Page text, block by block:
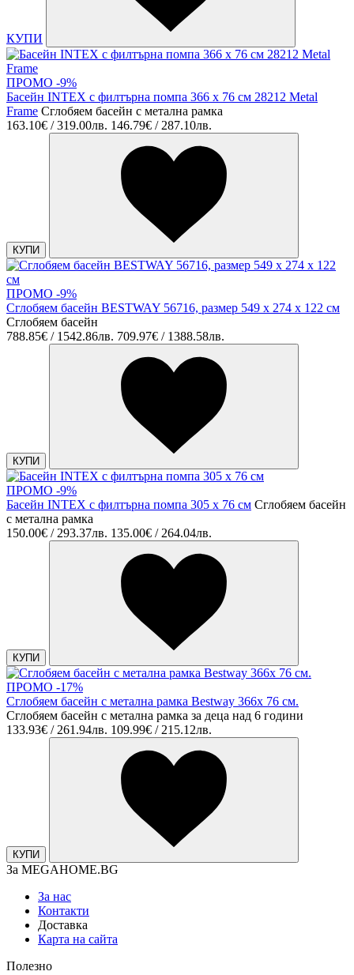
КУПИ
ПРОМО -9%
Басейн INTEX с филтърна помпа 366 х 76 см 28212 Metal
Frame Сглобяем басейн с метална рамка
163.10€ / 319.00лв. 146.79€ / 287.10лв.
КУПИ
ПРОМО -9%
Сглобяем басейн BESTWAY 56716, размер 549 х 274 х 122 см
Сглобяем басейн
788.85€ / 1542.86лв. 709.97€ / 1388.58лв.
КУПИ
ПРОМО -9%
Басейн INTEX с филтърна помпа 305 х 76 см Сглобяем басейн
с метална рамка
150.00€ / 293.37лв. 135.00€ / 264.04лв.
КУПИ
ПРОМО -17%
Сглобяем басейн с метална рамка Bestway 366х 76 см.
Сглобяем басейн с метална рамка за деца над 6 години
133.93€ / 261.94лв. 109.99€ / 215.12лв.
КУПИ
За MEGAHOME.BG
За нас
Контакти
Доставка
Карта на сайта
Полезно